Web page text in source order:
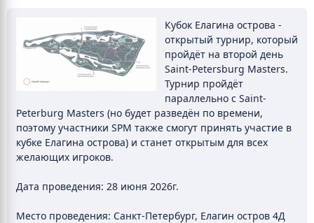
Кубок Елагина острова -
открытый турнир, который
пройдёт на второй день
Saint-Petersburg Masters.
Турнир пройдёт
параллельно с Saint-
Peterburg Masters (но будет разведён по времени,
поэтому участники SPM также смогут принять участие в
кубке Елагина острова) и станет открытым для всех
желающих игроков.
Дата проведения: 28 июня 2026г.
Место проведения: Санкт-Петербург, Елагин остров 4Д